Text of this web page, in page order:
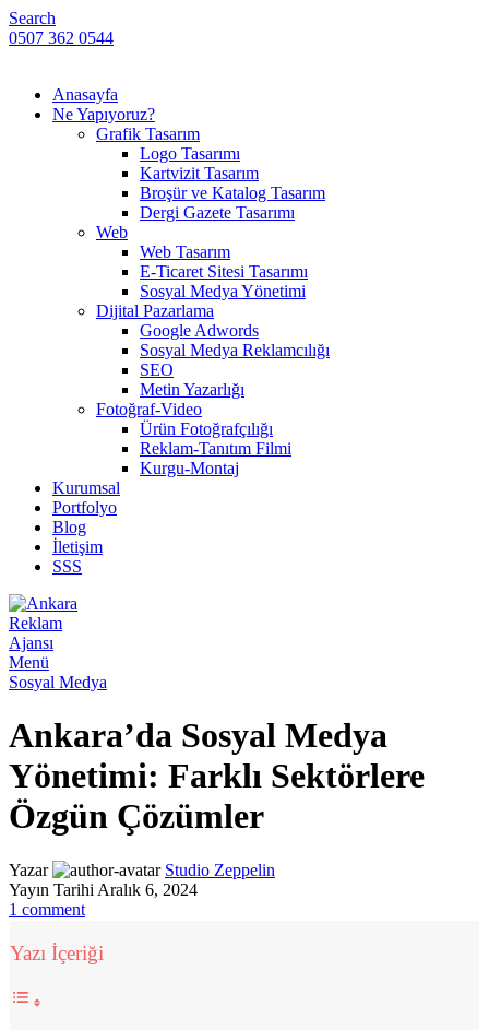
Search
0507 362 0544
Anasayfa
Ne Yapıyoruz?
Grafik Tasarım
Logo Tasarımı
Kartvizit Tasarım
Broşür ve Katalog Tasarım
Dergi Gazete Tasarımı
Web
Web Tasarım
E-Ticaret Sitesi Tasarımı
Sosyal Medya Yönetimi
Dijital Pazarlama
Google Adwords
Sosyal Medya Reklamcılığı
SEO
Metin Yazarlığı
Fotoğraf-Video
Ürün Fotoğrafçılığı
Reklam-Tanıtım Filmi
Kurgu-Montaj
Kurumsal
Portfolyo
Blog
İletişim
SSS
Menü
Sosyal Medya
Ankara’da Sosyal Medya
Yönetimi: Farklı Sektörlere
Özgün Çözümler
Yazar
Studio Zeppelin
Yayın Tarihi Aralık 6, 2024
1 comment
Yazı İçeriği